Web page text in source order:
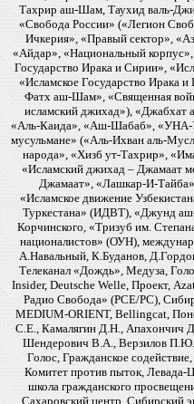
Тахрир аш-Шам, Таухид валь-
«Свобода России» («Легион
Ичкерия», «Правый сектор»,
«Айдар», «Национальный корпус»,
Государство Ирака и Сирии»,
«Исламское Государство
Фатх аш-Шам», «Священная
исламский джихад»),
«Аль-Каида», «Аш-Шабаб», «УНА-
мусульмане» («Аль-Ихван аль-
народа», «Хизб ут-Тахрир»,
«Исламский джихад – Джамаат
Джамаат», «Лашкар-И-
«Исламское движение
Туркестана» (ИДВТ), «Джунд
Корчинского, «Тризуб им.
националистов» (ОУН),
А.Навальный, К.Буданов,
Телеканал «Дождь», Медуза,
Insider, Deutsche Welle, Проект,
Радио Свобода» (PCE/PC),
MEDIUM-ORIENT, Bellingcat,
С.Е., Камалягин Д.Н., Апахончич
Шендерович В.А., Верзилов
Голос, Гражданское
Комитет против пыток, Левада-
школа гражданского
Сахаровский центр, Сибирский